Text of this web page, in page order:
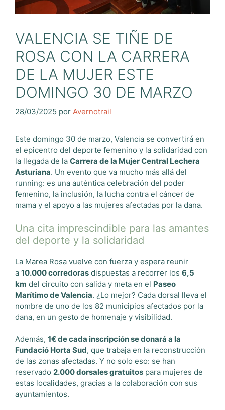
VALENCIA SE TIÑE DE
ROSA CON LA CARRERA
DE LA MUJER ESTE
DOMINGO 30 DE MARZO
28/03/2025 por Avernotrail
Este domingo 30 de marzo, Valencia se convertirá en
el epicentro del deporte femenino y la solidaridad con
la llegada de la Carrera de la Mujer Central Lechera
Asturiana. Un evento que va mucho más allá del
running: es una auténtica celebración del poder
femenino, la inclusión, la lucha contra el cáncer de
mama y el apoyo a las mujeres afectadas por la dana.
Una cita imprescindible para las amantes
del deporte y la solidaridad
La Marea Rosa vuelve con fuerza y espera reunir
a 10.000 corredoras dispuestas a recorrer los 6,5
km del circuito con salida y meta en el Paseo
Marítimo de Valencia. ¿Lo mejor? Cada dorsal lleva el
nombre de uno de los 82 municipios afectados por la
dana, en un gesto de homenaje y visibilidad.
Además, 1€ de cada inscripción se donará a la
Fundació Horta Sud, que trabaja en la reconstrucción
de las zonas afectadas. Y no solo eso: se han
reservado 2.000 dorsales gratuitos para mujeres de
estas localidades, gracias a la colaboración con sus
ayuntamientos.